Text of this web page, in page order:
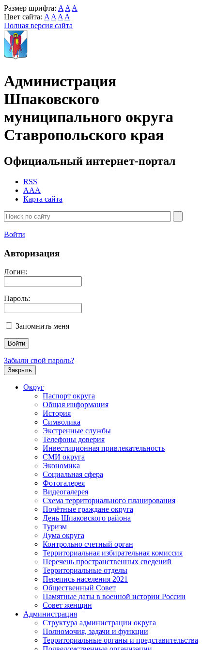
Размер шрифта: A A A
Цвет сайта: A A A A
Полная версия сайта
Администрация
Шпаковского
муниципального округа
Ставропольского края
Официальный интернет-портал
RSS
AAA
Карта сайта
Войти
Авторизация
Логин:
Пароль:
Запомнить меня
Забыли свой пароль?
Закрыть
Округ
Паспорт округа
Общая информация
История
Символика
Экстренные службы
Телефоны доверия
Инвестиционная привлекательность
СМИ округа
Экономика
Социальная сфера
Фотогалерея
Видеогалерея
Схема территориального планирования
Почётные граждане округа
День Шпаковского района
Туризм
Дума округа
Контрольно счетный орган
Территориальная избирательная комиссия
Перечень пространственных сведений
Территориальные отделы
Перепись населения 2021
Общественный Совет
Памятные даты в военной истории России
Совет женщин
Администрация
Структура администрации округа
Полномочия, задачи и функции
Территориальные органы и представительства